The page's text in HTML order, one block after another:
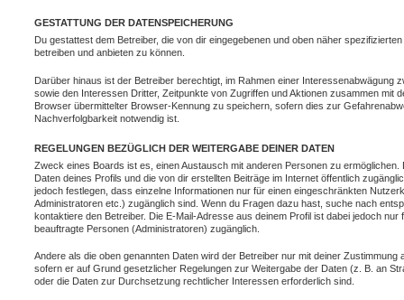
GESTATTUNG DER DATENSPEICHERUNG
Du gestattest dem Betreiber, die von dir eingegebenen und oben näher
betreiben und anbieten zu können.
Darüber hinaus ist der Betreiber berechtigt, im Rahmen einer Interessenabwägung
sowie den Interessen Dritter, Zeitpunkte von Zugriffen und Aktionen zusammen mit
Browser übermittelter Browser-Kennung zu speichern, sofern dies zur
Nachverfolgbarkeit notwendig ist.
REGELUNGEN BEZÜGLICH DER WEITERGABE DEINER DATEN
Zweck eines Boards ist es, einen Austausch mit anderen Personen zu
Daten deines Profils und die von dir erstellten Beiträge im Internet öffentlich
jedoch festlegen, dass einzelne Informationen nur für einen eingeschränkten
Administratoren etc.) zugänglich sind. Wenn du Fragen dazu hast, suche nach
kontaktiere den Betreiber. Die E-Mail-Adresse aus deinem Profil ist dabei jedoch nur
beauftragte Personen (Administratoren) zugänglich.
Andere als die oben genannten Daten wird der Betreiber nur mit deiner Zustimmung
sofern er auf Grund gesetzlicher Regelungen zur Weitergabe der Daten (z. B. an
oder die Daten zur Durchsetzung rechtlicher Interessen erforderlich sind.